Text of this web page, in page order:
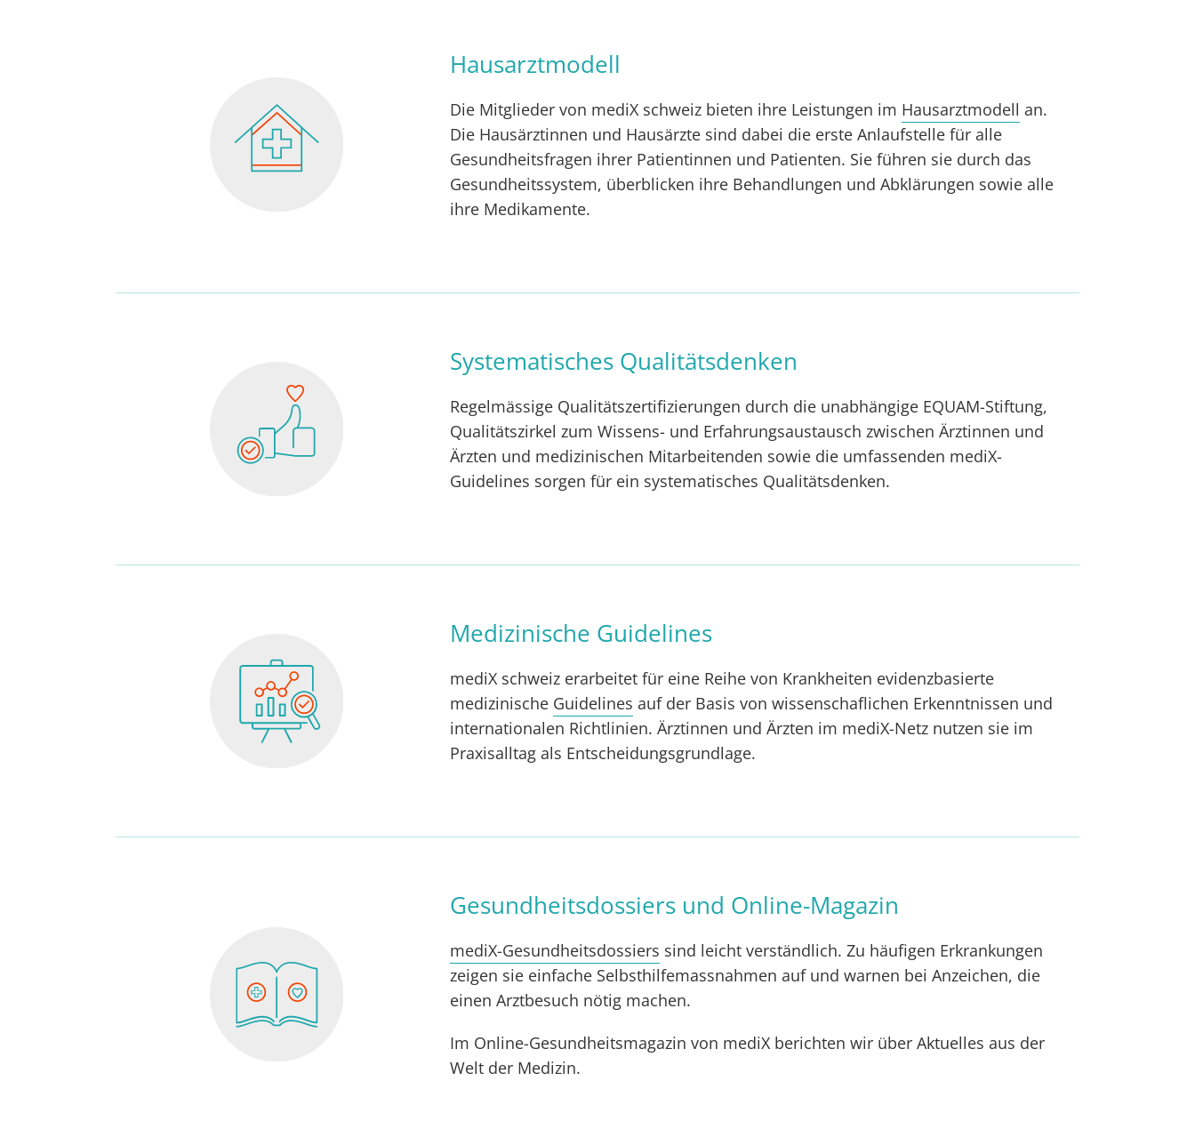
Hausarztmodell
Die Mitglieder von mediX schweiz bieten ihre Leistungen im Hausarztmodell an.
Die Hausärztinnen und Hausärzte sind dabei die erste Anlaufstelle für alle
Gesundheitsfragen ihrer Patientinnen und Patienten. Sie führen sie durch das
Gesundheitssystem, überblicken ihre Behandlungen und Abklärungen sowie alle
ihre Medikamente.
Systematisches Qualitätsdenken
Regelmässige Qualitätszertifizierungen durch die unabhängige EQUAM-Stiftung,
Qualitätszirkel zum Wissens- und Erfahrungsaustausch zwischen Ärztinnen und
Ärzten und medizinischen Mitarbeitenden sowie die umfassenden mediX-
Guidelines sorgen für ein systematisches Qualitätsdenken.
Medizinische Guidelines
mediX schweiz erarbeitet für eine Reihe von Krankheiten evidenzbasierte
medizinische Guidelines auf der Basis von wissenschaflichen Erkenntnissen und
internationalen Richtlinien. Ärztinnen und Ärzten im mediX-Netz nutzen sie im
Praxisalltag als Entscheidungsgrundlage.
Gesundheitsdossiers und Online-Magazin
mediX-Gesundheitsdossiers sind leicht verständlich. Zu häufigen Erkrankungen
zeigen sie einfache Selbsthilfemassnahmen auf und warnen bei Anzeichen, die
einen Arztbesuch nötig machen.
Im Online-Gesundheitsmagazin von mediX berichten wir über Aktuelles aus der
Welt der Medizin.